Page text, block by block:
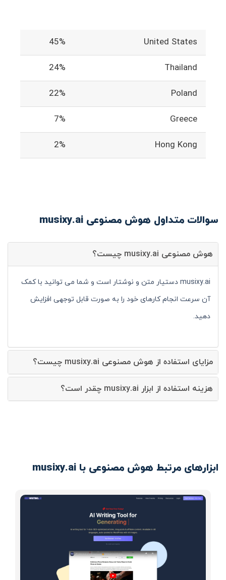
United States
45%
Thailand
24%
Poland
22%
Greece
7%
Hong Kong
2%
سوالات متداول هوش مصنوعی musixy.ai
هوش مصنوعی musixy.ai چیست؟
musixy.ai دستیار متن و نوشتار است و شما می توانید با کمک
آن سرعت انجام کارهای خود را به صورت قابل توجهی افزایش
دهید.
مزایای استفاده از هوش مصنوعی musixy.ai چیست؟
هزینه استفاده از ابزار musixy.ai چقدر است؟
ابزارهای مرتبط هوش مصنوعی با musixy.ai